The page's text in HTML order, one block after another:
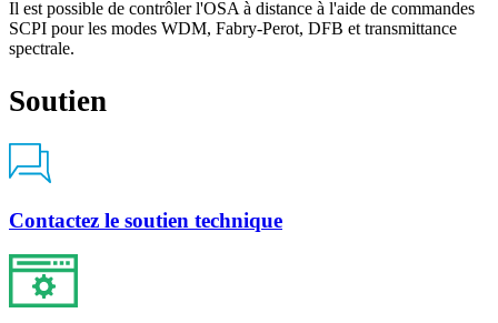
Il est possible de contrôler l'OSA à distance à l'aide de commandes
SCPI pour les modes WDM, Fabry-Perot, DFB et transmittance
spectrale.
Soutien
Contactez le soutien technique